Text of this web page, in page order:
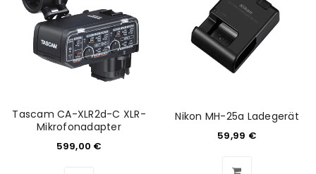
Anmeldeformular geschützt durchWP Captcha
ANMELDEN
PASSWORT VERGESSEN?
Tascam CA-XLR2d-C XLR-
Mikrofonadapter
599,00 €
Nikon MH-25a Ladegerät
59,99 €